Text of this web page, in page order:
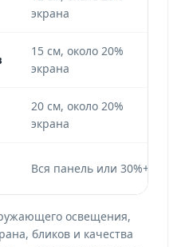
экрана
15 см, около 20%
экрана
20 см, около 20%
экрана
Вся панель или 30%+
освещения,
бликов и качества